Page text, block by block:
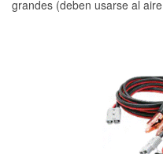
grandes (deben usarse al